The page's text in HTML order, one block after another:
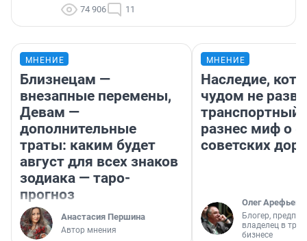
74 906 11
МНЕНИЕ
Близнецам —
внезапные перемены,
Девам —
дополнительные
траты: каким будет
август для всех знаков
зодиака — таро-
прогноз
Анастасия Першина
Автор мнения
МНЕНИЕ
Наследие,
чудом не
транспортный
разнес миф о
советских
Олег Арефьев
Блогер,
владелец в
бизнесе